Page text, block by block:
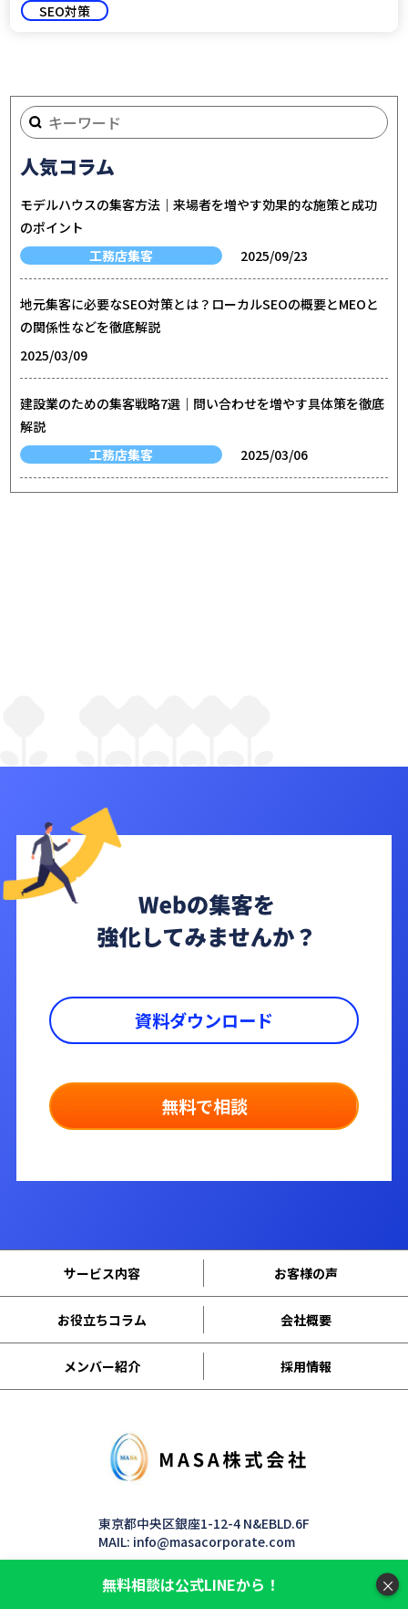
SEO対策
人気コラム
モデルハウスの集客方法｜来場者を増やす効果的な施策と成功
のポイント
工務店集客
2025/09/23
地元集客に必要なSEO対策とは？ローカルSEOの概要とMEOと
の関係性などを徹底解説
2025/03/09
建設業のための集客戦略7選｜問い合わせを増やす具体策を徹底
解説
工務店集客
2025/03/06
資料ダウンロード
無料で相談
サービス内容 お客様の声
お役立ちコラム 会社概要
メンバー紹介 採用情報
東京都中央区銀座1-12-4 N&EBLD.6F
MAIL: info@masacorporate.com
無料相談は公式LINEから！ ×